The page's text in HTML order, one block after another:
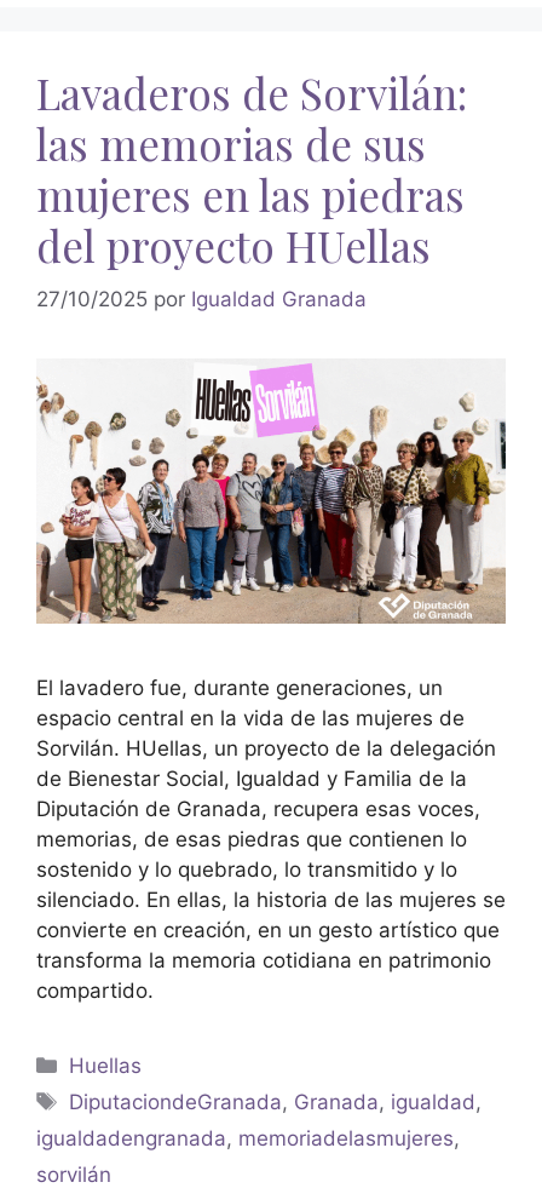
Lavaderos de Sorvilán:
las memorias de sus
mujeres en las piedras
del proyecto HUellas
27/10/2025 por Igualdad Granada
El lavadero fue, durante generaciones, un
espacio central en la vida de las mujeres de
Sorvilán. HUellas, un proyecto de la delegación
de Bienestar Social, Igualdad y Familia de la
Diputación de Granada, recupera esas voces,
memorias, de esas piedras que contienen lo
sostenido y lo quebrado, lo transmitido y lo
silenciado. En ellas, la historia de las mujeres se
convierte en creación, en un gesto artístico que
transforma la memoria cotidiana en patrimonio
compartido.
Huellas
DiputaciondeGranada, Granada, igualdad ,
igualdadengranada, memoriadelasmujeres,
sorvilán